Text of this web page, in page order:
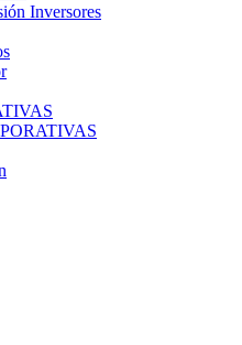
Inversores